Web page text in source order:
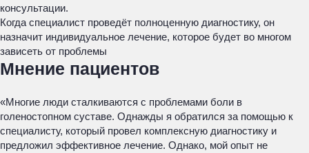
консультации.
Когда специалист проведёт полноценную диагностику, он
назначит индивидуальное лечение, которое будет во многом
зависеть от проблемы
Мнение пациентов
«Многие люди сталкиваются с проблемами боли в
голеностопном суставе. Однажды я обратился за помощью к
специалисту, который провел комплексную диагностику и
предложил эффективное лечение. Однако, мой опыт не